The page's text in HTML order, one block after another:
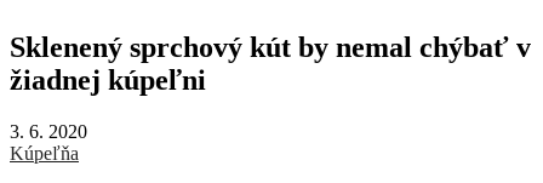
Sklenený sprchový kút by nemal chýbať v
žiadnej kúpeľni
3. 6. 2020
Kúpeľňa